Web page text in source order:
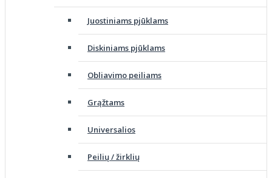
Juostiniams pjūklams
Diskiniams pjūklams
Obliavimo peiliams
Grąžtams
Universalios
Peilių / žirklių